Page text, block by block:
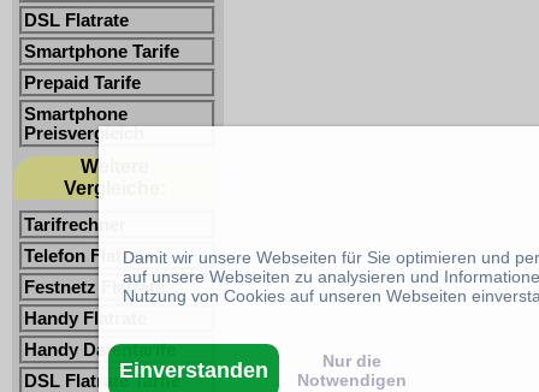
DSL Flatrate
Smartphone Tarife
Prepaid Tarife
Smartphone
Preisvergleich
Weitere
Vergleiche:
Tarifrechner
Telefon Flatrate
Festnetz Flatrate
Handy Flatrate
Handy Datentarife
DSL Flatrate Tarife
Damit wir unsere Webseiten für Sie optimieren und
auf unsere Webseiten zu analysieren und
Nutzung von Cookies auf unseren Webseiten
Einverstanden
Nur die
Notwendigen